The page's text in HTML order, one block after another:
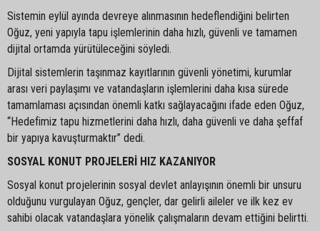
Sistemin eylül ayında devreye alınmasının hedeflendiğini belirten
Oğuz, yeni yapıyla tapu işlemlerinin daha hızlı, güvenli ve tamamen
dijital ortamda yürütüleceğini söyledi.
Dijital sistemlerin taşınmaz kayıtlarının güvenli yönetimi, kurumlar
arası veri paylaşımı ve vatandaşların işlemlerini daha kısa sürede
tamamlaması açısından önemli katkı sağlayacağını ifade eden Oğuz,
“Hedefimiz tapu hizmetlerini daha hızlı, daha güvenli ve daha şeffaf
bir yapıya kavuşturmaktır” dedi.
SOSYAL KONUT PROJELERİ HIZ KAZANIYOR
Sosyal konut projelerinin sosyal devlet anlayışının önemli bir unsuru
olduğunu vurgulayan Oğuz, gençler, dar gelirli aileler ve ilk kez ev
sahibi olacak vatandaşlara yönelik çalışmaların devam ettiğini belirtti.